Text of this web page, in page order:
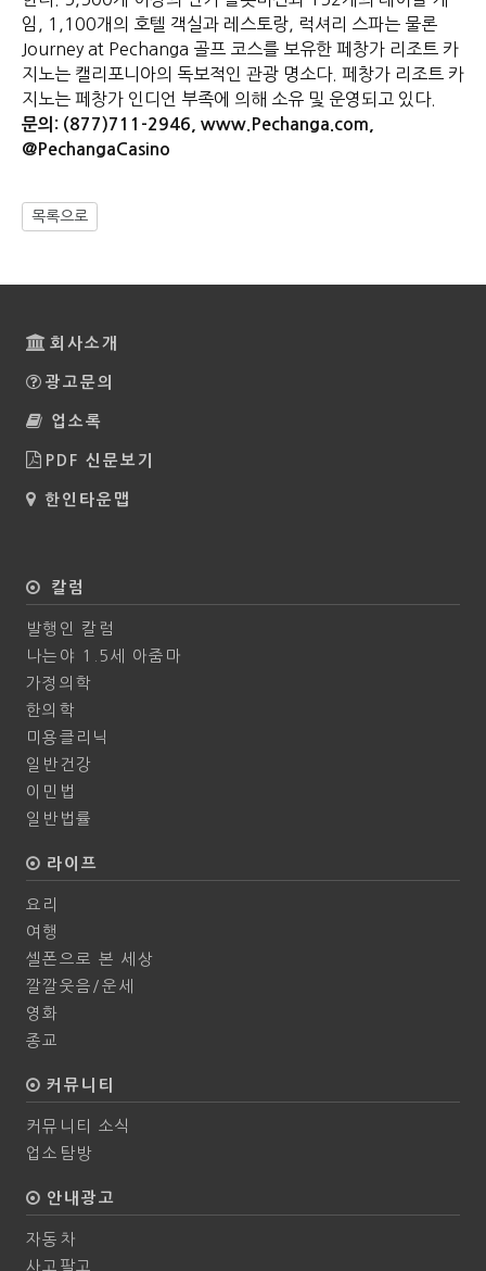
임, 1,100개의 호텔 객실과 레스토랑, 럭셔리 스파는 물론
Journey at Pechanga 골프 코스를 보유한 페창가 리조트 카
지노는 캘리포니아의 독보적인 관광 명소다. 페창가 리조트 카
지노는 페창가 인디언 부족에 의해 소유 및 운영되고 있다.
문의: (877)711-2946, www.Pechanga.com,
@PechangaCasino
목록으로
회사소개
광고문의
업소록
PDF 신문보기
한인타운맵
칼럼
발행인 칼럼
나는야 1.5세 아줌마
가정의학
한의학
미용클리닉
일반건강
이민법
일반법률
라이프
요리
여행
셀폰으로 본 세상
깔깔웃음/운세
영화
종교
커뮤니티
커뮤니티 소식
업소탐방
안내광고
자동차
사고팔고